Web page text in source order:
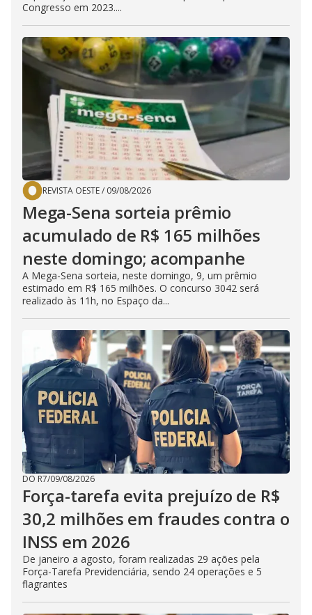
Congresso em 2023....
REVISTA OESTE/ 09/08/2026
Mega-Sena sorteia prêmio
acumulado de R$ 165 milhões
neste domingo; acompanhe
A Mega-Sena sorteia, neste domingo, 9, um prêmio
estimado em R$ 165 milhões. O concurso 3042 será
realizado às 11h, no Espaço da...
DO R7/09/08/2026
Força-tarefa evita prejuízo de R$
30,2 milhões em fraudes contra o
INSS em 2026
De janeiro a agosto, foram realizadas 29 ações pela
Força-Tarefa Previdenciária, sendo 24 operações e 5
flagrantes